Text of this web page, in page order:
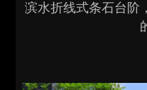
滨水折线式条石台阶